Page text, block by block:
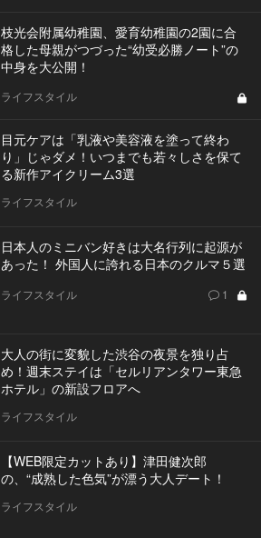
枝光会附属幼稚園、愛育幼稚園の2園に合
格した母親がつづった“幼受必勝ノート”の
中身を大公開！
ライフスタイル
目元ケアは「乳液や美容液を塗って終わ
り」じゃダメ！いつまでも若々しさを保て
る新作アイクリーム3選
ライフスタイル
日本人のミニバン好きは大名行列に起源が
あった！ 外国人に誇れる日本のクルマ５選
ライフスタイル 1
大人の街に変貌した渋谷の夜景を独り占
め！週末ステイは「セルリアンタワー東急
ホテル」の新設フロアへ
ライフスタイル
【WEB限定カットあり】津田健次郎
の、“成熟した色気”が漂う大人デート！
ライフスタイル